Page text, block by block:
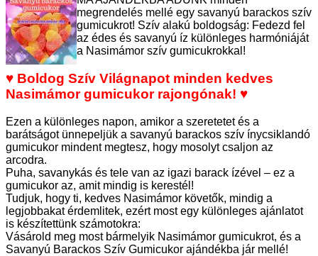
megrendelés mellé egy savanyú barackos szív
gumicukrot! Szív alakú boldogság: Fedezd fel
az édes és savanyú íz különleges harmóniáját
a Nasimámor szív gumicukrokkal!
♥ Boldog Szív Világnapot minden kedves
Nasimámor gumicukor rajongónak! ♥
Ezen a különleges napon, amikor a szeretetet és a
barátságot ünnepeljük a savanyú barackos szív ínycsiklandó
gumicukor mindent megtesz, hogy mosolyt csaljon az
arcodra.
Puha, savanykás és tele van az igazi barack ízével – ez a
gumicukor az, amit mindig is kerestél!
Tudjuk, hogy ti, kedves Nasimámor követők, mindig a
legjobbakat érdemlitek, ezért most egy különleges ajánlatot
is készítettünk számotokra:
Vásárold meg most bármelyik Nasimámor gumicukrot, és a
Savanyú Barackos Szív Gumicukor ajándékba jár mellé!